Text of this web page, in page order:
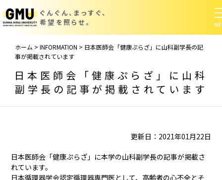
ぐんぐん、まっすぐ、
希望を照らせ。
ホーム > INFORMATION > 日本医師会「健康ぷらざ」に山科副学長の記
事が掲載されています
日本医師会「健康ぷらざ」に山科
副学長の記事が掲載されています
更新日：2021年01月22日
日本医師会「健康ぷらざ」に本学の山科副学長の記事が掲載さ
れています。
日本循環器学会認定循環器専門医として、高齢者の心不全とそ